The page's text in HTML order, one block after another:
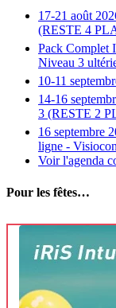
17-21 août
(RESTE 4
Pack Complet
Niveau 3
10-11
14-16
3 (RESTE 2
16 septembre
ligne -
Voir l'agenda
Pour les fêtes…